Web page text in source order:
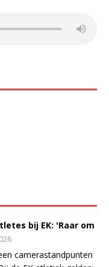
bij EK: 'Raar om
camerastandpunten